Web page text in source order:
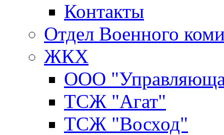
Контакты
Отдел Военного
ЖКХ
ООО
ТСЖ "Агат"
ТСЖ "Восход"